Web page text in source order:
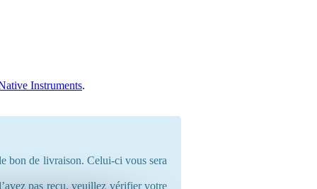
Instruments.
bon de livraison. Celui-ci vous sera
pas reçu, veuillez vérifier votre